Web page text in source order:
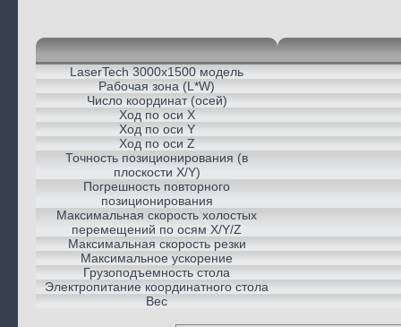
LaserTech 3000x1500 модель
Рабочая зона (L*W)
Число координат (осей)
Ход по оси X
Ход по оси Y
Ход по оси Z
Точность позиционирования (в
плоскости X/Y)
Погрешность повторного
позиционирования
Максимальная скорость холостых
перемещений по осям X/Y/Z
Максимальная скорость резки
Максимальное ускорение
Грузоподъемность стола
Электропитание координатного стола
Вес